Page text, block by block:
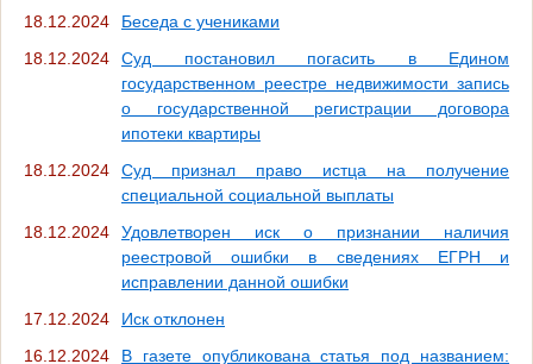
18.12.2024
Беседа с учениками
18.12.2024
Суд постановил погасить в Едином
государственном реестре недвижимости запись
о государственной регистрации договора
ипотеки квартиры
18.12.2024
Суд признал право истца на получение
специальной социальной выплаты
18.12.2024
Удовлетворен иск о признании наличия
реестровой ошибки в сведениях ЕГРН и
исправлении данной ошибки
17.12.2024
Иск отклонен
16.12.2024
В газете опубликована статья под названием: